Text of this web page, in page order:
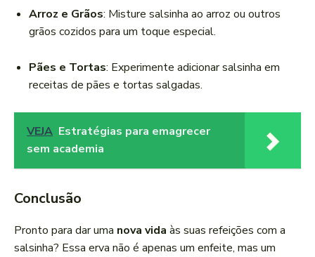
Arroz e Grãos: Misture salsinha ao arroz ou outros
grãos cozidos para um toque especial.
Pães e Tortas: Experimente adicionar salsinha em
receitas de pães e tortas salgadas.
VEJA Estratégias para emagrecer
sem academia
Conclusão
Pronto para dar uma nova vida às suas refeições com a
salsinha? Essa erva não é apenas um enfeite, mas um